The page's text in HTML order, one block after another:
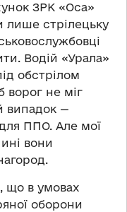
ЗРК «Оса»
лише стрілецьку
Водій «Урала»
обстрілом
ворог не міг
випадок —
ППО. Але мої
вони
що в умовах
оборони